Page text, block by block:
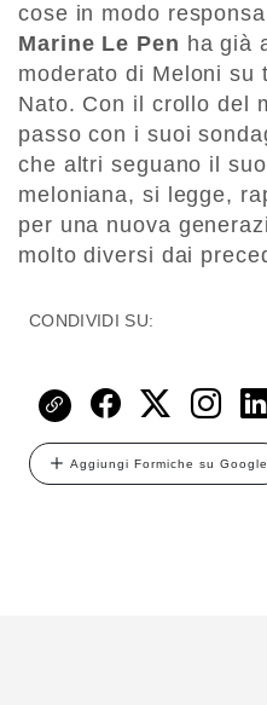
cose in modo
Marine Le Pen ha già
moderato di Meloni su
Nato. Con il crollo del
passo con i suoi
che altri seguano il
meloniana, si legge,
per una nuova
molto diversi dai
CONDIVIDI SU:
Aggiungi Formiche su Google